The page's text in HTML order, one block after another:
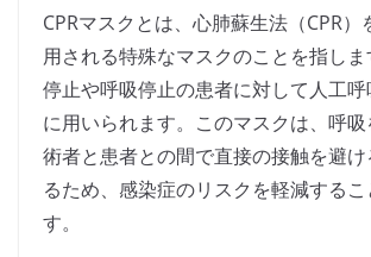
CPRマスクとは、心肺蘇生法（CPR）
用される特殊なマスクのことを指し
停止や呼吸停止の患者に対して人工
に用いられます。このマスクは、呼
術者と患者との間で直接の接触を避け
るため、感染症のリスクを軽減するこ
す。